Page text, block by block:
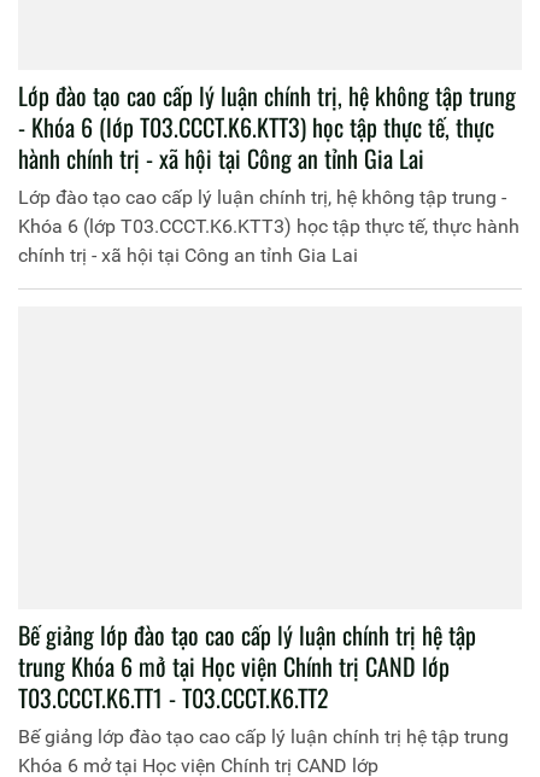
Bế giảng lớp đào tạo cao cấp lý luận chính trị hệ tập